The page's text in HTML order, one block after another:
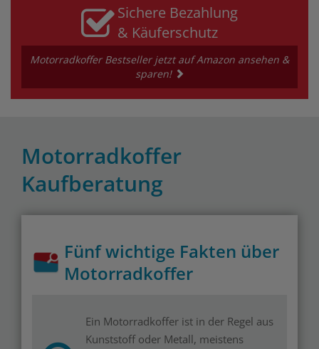
Sichere Bezahlung
& Käuferschutz
Motorradkoffer Bestseller jetzt auf Amazon ansehen &
sparen!
Motorradkoffer
Kaufberatung
Fünf wichtige Fakten über
Motorradkoffer
Ein Motorradkoffer ist in der Regel aus
Kunststoff oder Metall, meistens